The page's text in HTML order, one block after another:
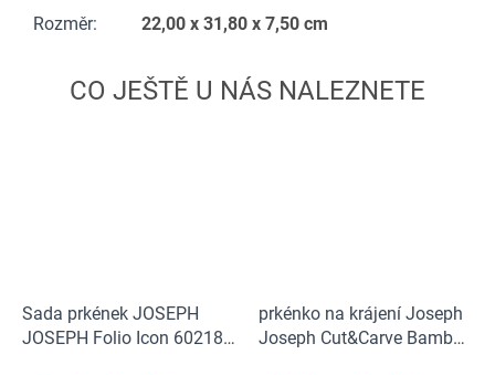
Rozměr: 22,00 x 31,80 x 7,50 cm
Sada prkének JOSEPH
JOSEPH Folio Icon 60218
prkénko na krájení Joseph
Joseph Cut&Carve Bamboo